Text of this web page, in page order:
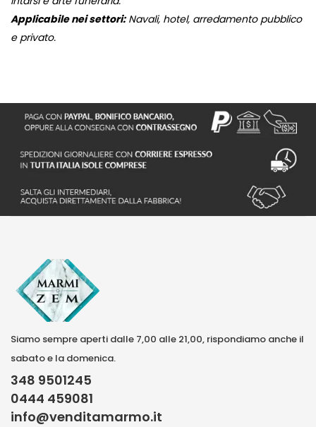
Applicabile nei settori:Navali, hotel, arredamento pubblico
e privato.
Siamo sempre aperti dalle 7,00 alle 21,00, rispondiamo anche il
sabato e la domenica.
348 9501245
0444 459081
info@venditamarmo.it